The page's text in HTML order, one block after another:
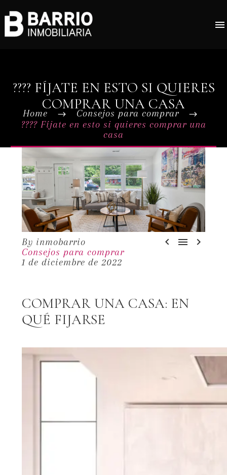
???? FÍJATE EN ESTO SI QUIERES
COMPRAR UNA CASA
Home
Consejos para comprar
???? Fíjate en esto si quieres comprar una
casa
  
By inmobarrio
Consejos para comprar
1 de diciembre de 2022
COMPRAR UNA CASA: EN
QUÉ FIJARSE